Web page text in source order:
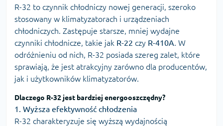
R-32 to czynnik chłodniczy nowej generacji, szeroko
stosowany w klimatyzatorach i urządzeniach
chłodniczych. Zastępuje starsze, mniej wydajne
czynniki chłodnicze, takie jak R-22 czy R-410A . W
odróżnieniu od nich, R-32 posiada szereg zalet, które
sprawiają, że jest atrakcyjny zarówno dla producentów,
jak i użytkowników klimatyzatorów.
Dlaczego R-32 jest bardziej energooszczędny?
1. Wyższa efektywność chłodzenia
R-32 charakteryzuje się wyższą wydajnością